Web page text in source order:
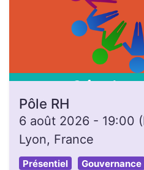
Pôle RH
6 août 2026 - 19:00 (
Lyon, France
Présentiel
Gouvernance